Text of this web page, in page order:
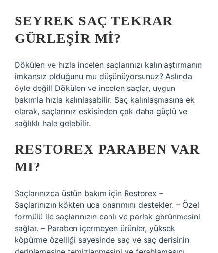
SEYREK SAÇ TEKRAR
GÜRLEŞIR MI?
Dökülen ve hızla incelen saçlarınızı kalınlaştırmanın
imkansız olduğunu mu düşünüyorsunuz? Aslında
öyle değil! Dökülen ve incelen saçlar, uygun
bakımla hızla kalınlaşabilir. Saç kalınlaşmasına ek
olarak, saçlarınız eskisinden çok daha güçlü ve
sağlıklı hale gelebilir.
RESTOREX PARABEN VAR
MI?
Saçlarınızda üstün bakım için Restorex –
Saçlarınızın kökten uca onarımını destekler. – Özel
formülü ile saçlarınızın canlı ve parlak görünmesini
sağlar. – Paraben içermeyen ürünler, yüksek
köpürme özelliği sayesinde saç ve saç derisinin